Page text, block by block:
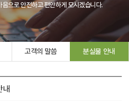
으로 안전하고 편안하게 모시겠습니다.
고객의 말씀 분실물 안내